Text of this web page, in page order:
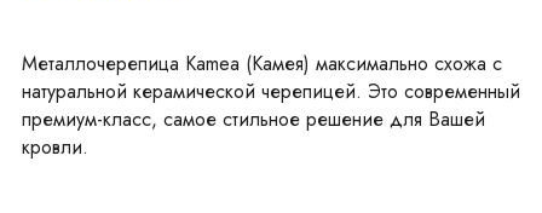
Металлочерепица Kamea (Камея) максимально схожа с
натуральной керамической черепицей. Это современный
премиум-класс, самое стильное решение для Вашей
кровли.